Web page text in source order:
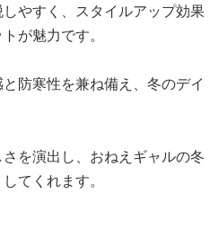
やすく、スタイルアップ効果
が魅力です。
防寒性を兼ね備え、冬のデイ
を演出し、おねえギャルの冬
てくれます。